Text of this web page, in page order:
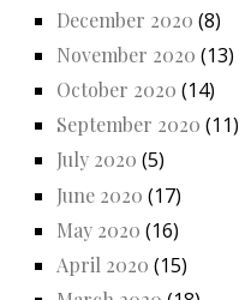
December 2020 (8)
November 2020 (13)
October 2020 (14)
September 2020 (11)
July 2020 (5)
June 2020 (17)
May 2020 (16)
April 2020 (15)